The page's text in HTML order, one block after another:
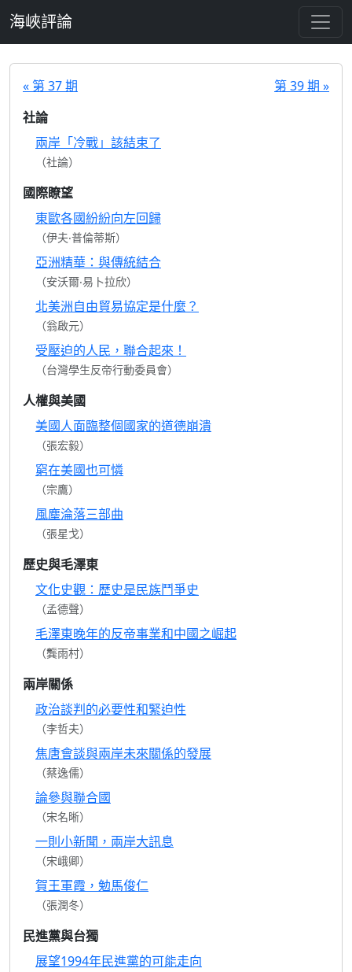
海峽評論
« 第 37 期
第 39 期 »
社論
兩岸「冷戰」該結束了
（社論）
國際瞭望
東歐各國紛紛向左回歸
（伊夫‧普倫蒂斯）
亞洲精華：與傳統結合
（安沃爾‧易卜拉欣）
北美洲自由貿易協定是什麼？
（翁啟元）
受壓迫的人民，聯合起來！
（台灣學生反帝行動委員會）
人權與美國
美國人面臨整個國家的道德崩潰
（張宏毅）
窮在美國也可憐
（宗鷹）
風塵淪落三部曲
（張星戈）
歷史與毛澤東
文化史觀：歷史是民族鬥爭史
（孟德聲）
毛澤東晚年的反帝事業和中國之崛起
（龔雨村）
兩岸關係
政治談判的必要性和緊迫性
（李哲夫）
焦唐會談與兩岸未來關係的發展
（蔡逸儒）
論參與聯合國
（宋名晰）
一則小新聞，兩岸大訊息
（宋峨卿）
賀王軍霞，勉馬俊仁
（張潤冬）
民進黨與台獨
展望1994年民進黨的可能走向